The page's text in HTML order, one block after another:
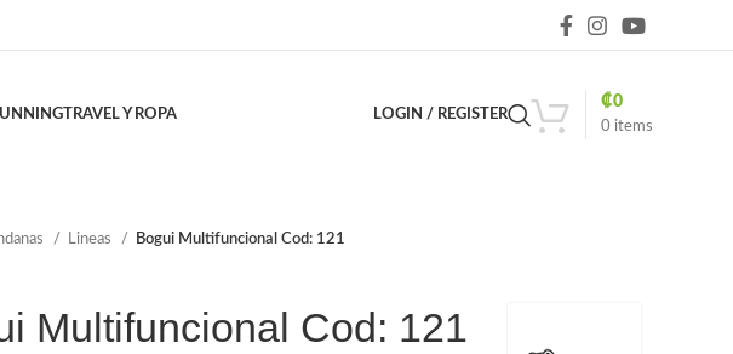
TRAVEL Y ROPA LOGIN / REGISTER
0 items
₡0
Lineas Bogui Multifuncional Cod: 121
Multifuncional Cod: 121